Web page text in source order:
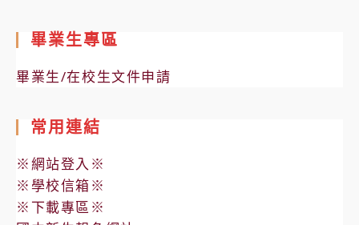
畢業生專區
畢業生/在校生文件申請
常用連結
※網站登入※
※學校信箱※
※下載專區※